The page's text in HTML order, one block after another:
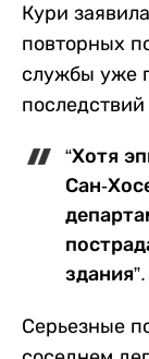
Кури
повторных
службы уже
“Хотя
Сан-
здания”.
Серьезные